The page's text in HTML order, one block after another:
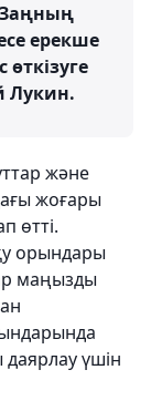
ерекше
Лукин.
және
жоғары
өтті.
орындары
маңызды
үшін